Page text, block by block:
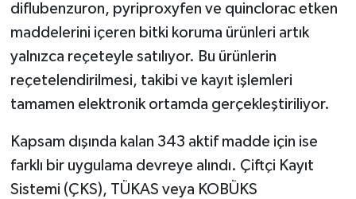
diflubenzuron, pyriproxyfen ve quinclorac etken
maddelerini içeren bitki koruma ürünleri artık
yalnızca reçeteyle satılıyor. Bu ürünlerin
reçetelendirilmesi, takibi ve kayıt işlemleri
tamamen elektronik ortamda gerçekleştiriliyor.
Kapsam dışında kalan 343 aktif madde için ise
farklı bir uygulama devreye alındı. Çiftçi Kayıt
Sistemi (ÇKS), TÜKAS veya KOBÜKS